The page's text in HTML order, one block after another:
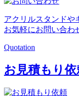
アクリルスタンドや
お気軽にお問い合わ
Quotation
お見積もり依